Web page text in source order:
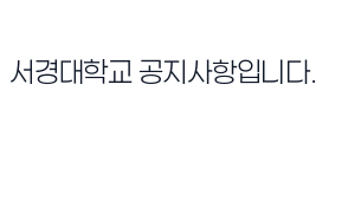
서경대학교 공지사항입니다.